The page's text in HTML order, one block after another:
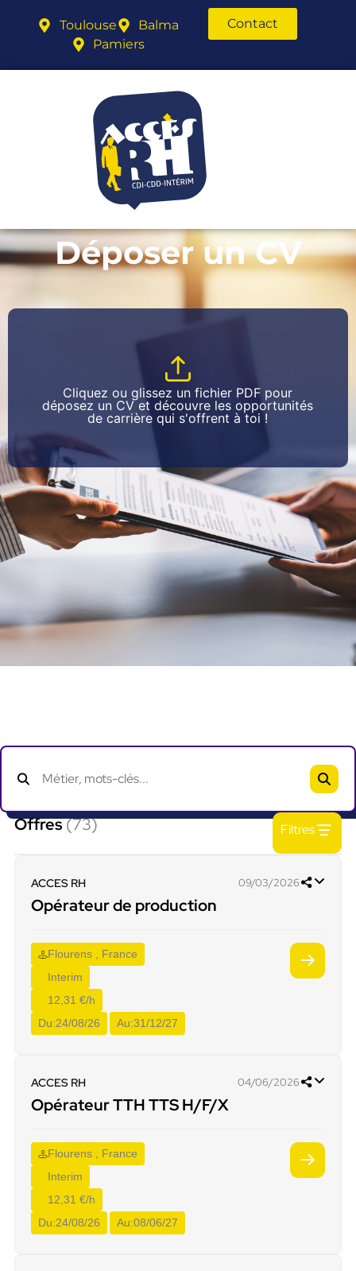
Toulouse
Balma
Pamiers
Contact
Déposer un CV
Cliquez ou glissez un fichier PDF pour
déposez un CV et découvre les opportunités
de carrière qui s'offrent à toi !
Offres(73) Filtres
ACCES RH 09/03/2026
Opérateur de production
Flourens , France
Interim
12,31 €/h
Du:24/08/26 Au:31/12/27
ACCES RH 04/06/2026
Opérateur TTH TTS H/F/X
Flourens , France
Interim
12,31 €/h
Du:24/08/26 Au:08/06/27